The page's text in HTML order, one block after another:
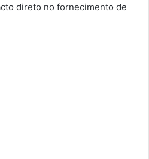
direto no fornecimento de